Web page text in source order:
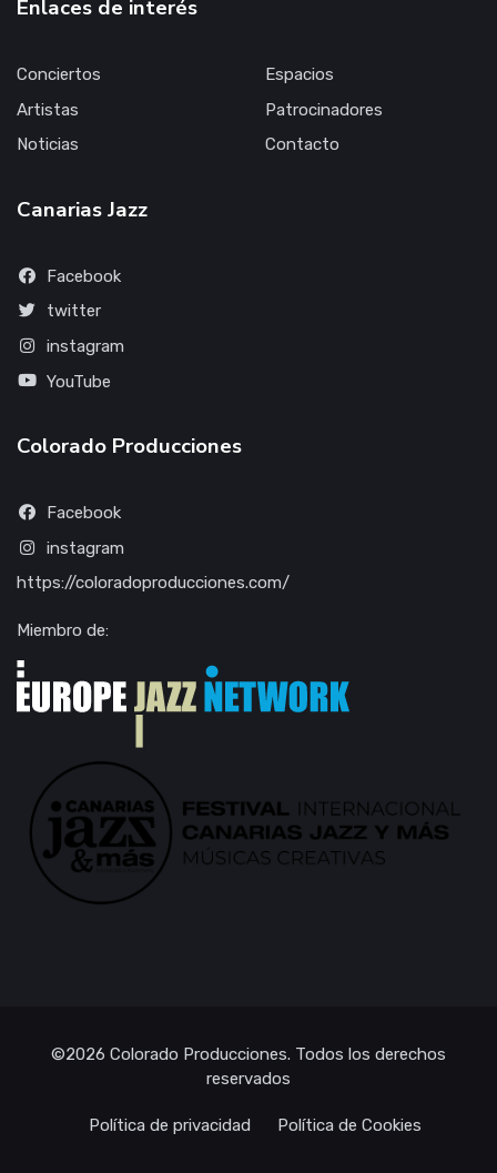
Enlaces de interés
Conciertos
Artistas
Noticias
Espacios
Patrocinadores
Contacto
Canarias Jazz
Facebook
twitter
instagram
YouTube
Colorado Producciones
Facebook
instagram
https://coloradoproducciones.com/
Miembro de:
©2026 Colorado Producciones. Todos los derechos
reservados
Política de privacidad Política de Cookies